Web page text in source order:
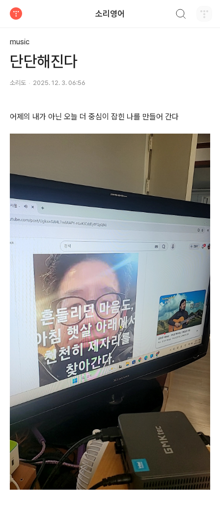
소리영어
music
단단해진다
소리도 2025. 12. 3. 06:56
어제의 내가 아닌 오늘 더 중심이 잡힌 나를 만들어 간다